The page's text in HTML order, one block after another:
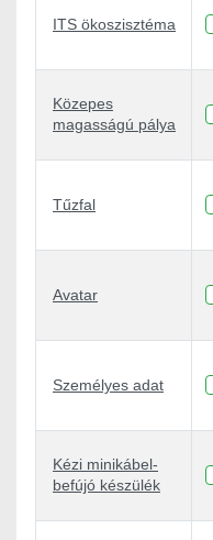
ITS ökoszisztéma
Közepes
magasságú pálya
Tűzfal
Avatar
Személyes adat
Kézi minikábel-
befújó készülék